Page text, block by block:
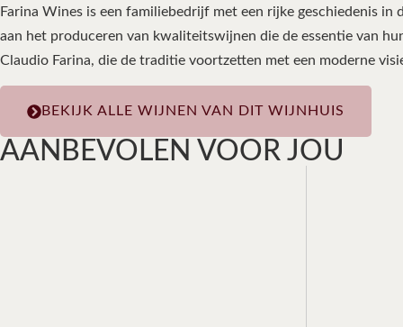
Farina Wines is een familiebedrijf met een rijke geschiedenis
aan het produceren van kwaliteitswijnen die de essentie van
Claudio Farina, die de traditie voortzetten met een moderne
BEKIJK ALLE WIJNEN VAN DIT WIJNHUIS
AANBEVOLEN VOOR JOU